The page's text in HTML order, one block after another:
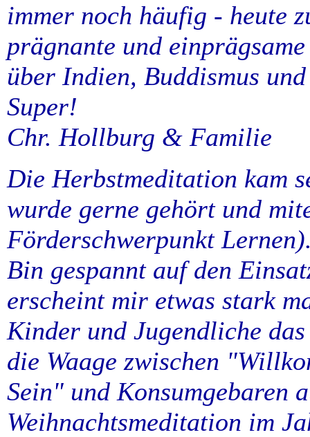
immer noch häufig - heute
prägnante und
über Indien, Buddismus
Super!
Chr. Hollburg & Familie
Die Herbstmeditation kam
wurde gerne gehört und
Förderschwerpunkt
Bin gespannt auf den
erscheint mir etwas stark
Kinder und Jugendliche
die Waage zwischen
Sein" und Konsumgebaren
Weihnachtsmeditation im